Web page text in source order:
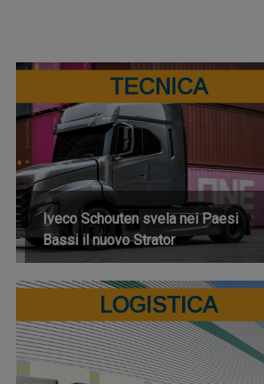
TECNICA
Iveco Schouten svela nei Paesi
Bassi il nuovo Strator
LOGISTICA